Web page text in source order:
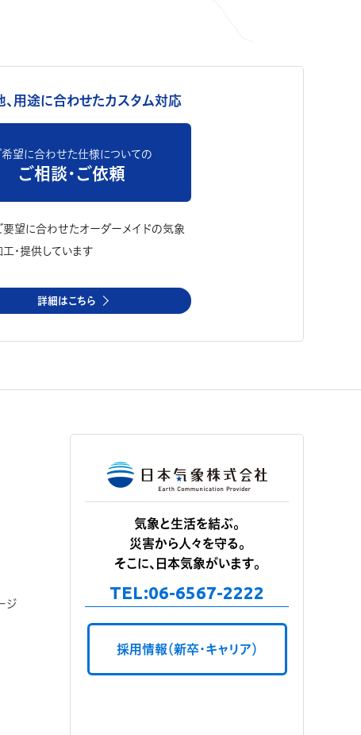
、用途に合わせたカスタム対応
希望に合わせた仕様についての
ご相談・ご依頼
望に合わせたオーダーメイドの気象
・提供しています
詳細はこちら
ジ
気象と生活を結ぶ。
災害から人々を守る。
そこに、日本気象がいます。
TEL:06-6567-2222
採用情報（新卒・キャリア）